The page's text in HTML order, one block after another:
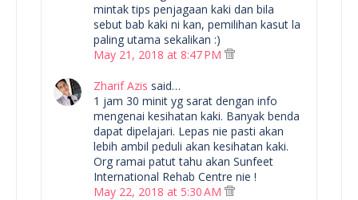
mintak tips penjagaan kaki dan bila
sebut bab kaki ni kan, pemilihan kasut la
paling utama sekalikan :)
May 21, 2018 at 8:47 PM
Zharif Azis said…
1 jam 30 minit yg sarat dengan info
mengenai kesihatan kaki. Banyak benda
dapat dipelajari. Lepas nie pasti akan
lebih ambil peduli akan kesihatan kaki.
Org ramai patut tahu akan Sunfeet
International Rehab Centre nie !
May 22, 2018 at 5:30 AM